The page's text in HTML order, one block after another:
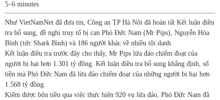
5–6 minutes
Như VietNamNet đã đưa tin, Công an TP Hà Nội đã hoàn tất Kết luận điều
tra bổ sung, đề nghị truy tố bị can Phó Đức Nam (Mr Pips), Nguyễn Hòa
Bình (tức Shark Bình) và 186 người khác về nhiều tội danh.
Kết luận điều tra trước đây cho thấy, Mr Pips lừa đảo chiếm đoạt của
người bị hại hơn 1.301 tỷ đồng. Kết luận điều tra bổ sung khẳng định, số
tiền mà Phó Đức Nam đã lừa đảo chiếm đoạt của những người bị hại hơn
1.568 tỷ đồng.
Kiếm được bộn tiền qua việc thực hiện 920 vụ lừa đảo, Phó Đức Nam đã